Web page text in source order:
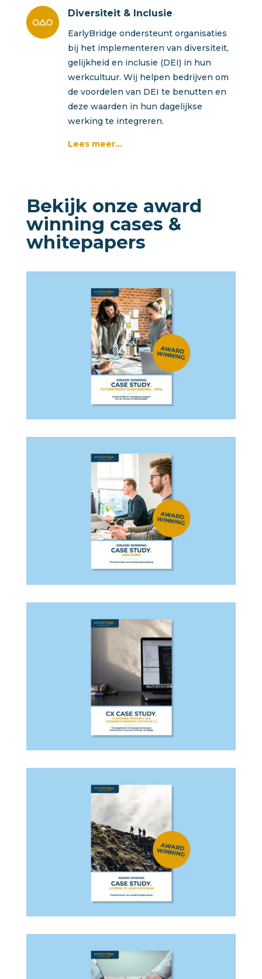
Diversiteit & Inclusie
EarlyBridge ondersteunt organisaties
bij het implementeren van diversiteit,
gelijkheid en inclusie (DEI) in hun
werkcultuur. Wij helpen bedrijven om
de voordelen van DEI te benutten en
deze waarden in hun dagelijkse
werking te integreren.
Lees meer…
Bekijk onze award
winning cases &
whitepapers